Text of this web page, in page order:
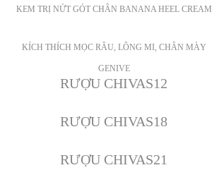
KEM TRỊ NỨT GÓT CHÂN BANANA HEEL CREAM
KÍCH THÍCH MỌC RÂU, LÔNG MI, CHÂN MÀY
GENIVE
RƯỢU CHIVAS12
RƯỢU CHIVAS18
RƯỢU CHIVAS21